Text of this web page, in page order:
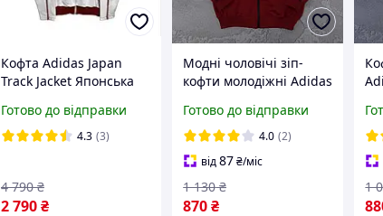
Кофта Adidas Japan
Track Jacket Японська
Унісекс Чоловіче
Жіноче Весна-Літо-
Готово до відправки
4.3 (3)
2 790₴
4 790 ₴
Модні чоловічі зіп-
кофти молодіжні Adidas
на весну без
капюшона, Худі на
блискавці молодіжна
Готово до відправки
4.0 (2)
від87₴/міс
870₴
1 130 ₴ 1